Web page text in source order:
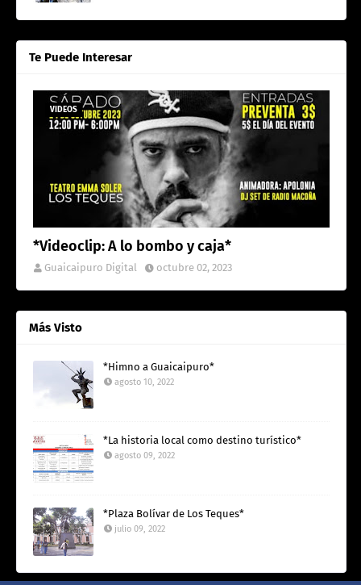
Te Puede Interesar
VIDEOS
*Videoclip: A lo bombo y caja*
Guaicaipuro Digital octubre 02, 2023
Más Visto
*Himno a Guaicaipuro*
agosto 10, 2022
*La historia local como destino turístico*
agosto 09, 2022
*Plaza Bolívar de Los Teques*
julio 09, 2022